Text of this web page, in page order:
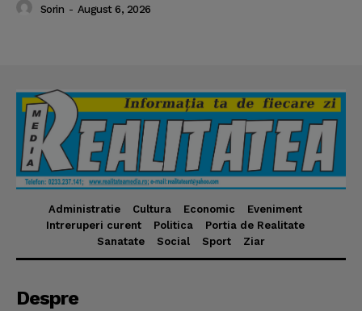
Sorin - August 6, 2026
Administratie Cultura Economic
Eveniment
Intreruperi curent
Politica
Portia de Realitate
Sanatate
Social Sport Ziar
Despre